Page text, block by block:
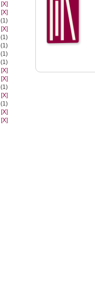
[X]
[X]
(1)
[X]
(1)
(1)
(1)
(1)
[X]
[X]
(1)
[X]
(1)
[X]
[X]